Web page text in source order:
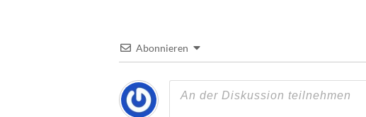
Abonnieren